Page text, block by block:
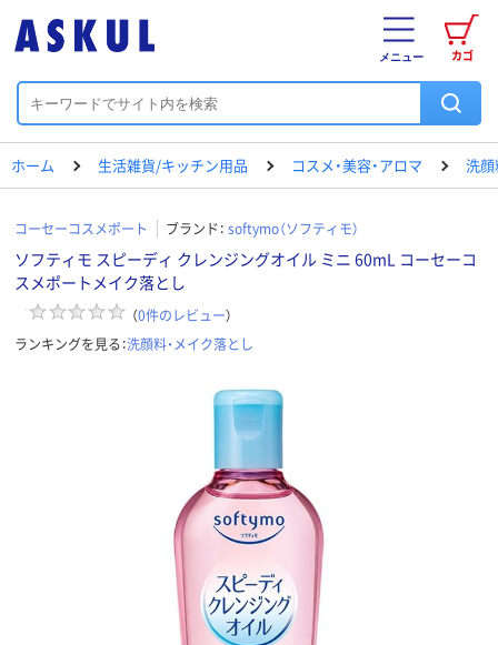
カゴ
メニュー
ホーム 生活雑貨/キッチン用品 コスメ・美容・アロマ 洗顔
コーセーコスメポート ブランド： softymo（ソフティモ）
ソフティモ スピーディ クレンジングオイル ミニ 60mL コーセーコ
スメポートメイク落とし
（0件のレビュー）
ランキングを見る：洗顔料・メイク落とし